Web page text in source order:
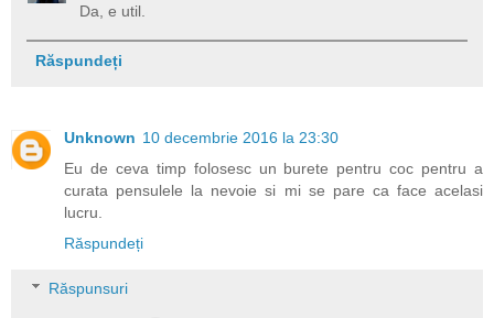
Da, e util.
Răspundeți
Unknown 10 decembrie 2016 la 23:30
Eu de ceva timp folosesc un burete pentru coc pentru a
curata pensulele la nevoie si mi se pare ca face acelasi
lucru.
Răspundeți
Răspunsuri